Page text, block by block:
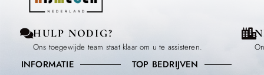
HULP NODIG?
Ons toegewijde team staat klaar om u te assisteren.
INFORMATIE TOP BEDRIJVEN